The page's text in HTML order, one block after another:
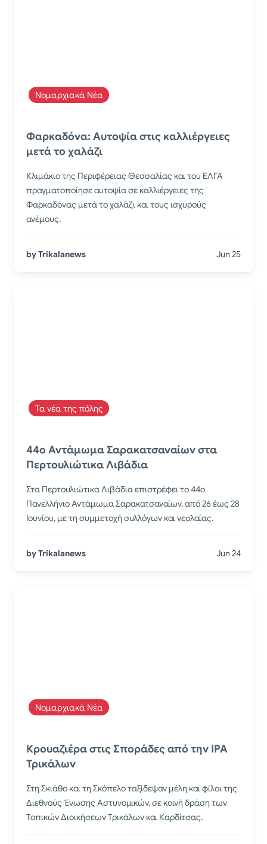
Νομαρχιακά Νέα
Φαρκαδόνα: Αυτοψία στις καλλιέργειες
μετά το χαλάζι
Κλιμάκιο της Περιφέρειας Θεσσαλίας και του ΕΛΓΑ
πραγματοποίησε αυτοψία σε καλλιέργειες της
Φαρκαδόνας μετά το χαλάζι και τους ισχυρούς
ανέμους.
by Trikalanews Jun 25
Τα νέα της πόλης
44ο Αντάμωμα Σαρακατσαναίων στα
Περτουλιώτικα Λιβάδια
Στα Περτουλιώτικα Λιβάδια επιστρέφει το 44ο
Πανελλήνιο Αντάμωμα Σαρακατσαναίων, από 26 έως 28
Ιουνίου, με τη συμμετοχή συλλόγων και νεολαίας.
by Trikalanews Jun 24
Νομαρχιακά Νέα
Κρουαζιέρα στις Σποράδες από την IPA
Τρικάλων
Στη Σκιάθο και τη Σκόπελο ταξίδεψαν μέλη και φίλοι της
Διεθνούς Ένωσης Αστυνομικών, σε κοινή δράση των
Τοπικών Διοικήσεων Τρικάλων και Καρδίτσας.